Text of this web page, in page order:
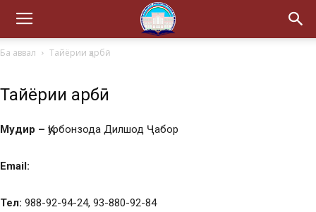
Ба аввал Тайёрии ҳарбӣ
Тайёрии ҳарбӣ
Мудир – Қурбонзода Дилшод Ҷабор
Email:
Тел: 988-92-94-24, 93-880-92-84